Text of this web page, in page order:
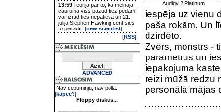
13:59 Teorija par to, ka melnajā
caurumā viss pazūd bez pēdām
var izrādīties nepatiesa un 21.
jūlijā Stephen Hawking centīsies
to pierādīt. [new scientist]
[RSS]
ADVANCED
Nav cepuminju, nav polla.
[kāpēc?]
Floppy diskus...
Audigy 2 Platinum
iespēja uz vienu
paša rokām. Un
dzirdēto.
Zvērs, monstrs -
parametrus un
iepakojuma
reizi mūžā redzu
personālā mājas